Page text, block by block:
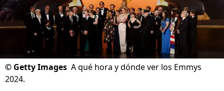
© Getty Images A qué hora y dónde ver los Emmys
2024.